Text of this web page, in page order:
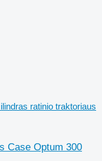
ratinio traktoriaus
Case Optum 300